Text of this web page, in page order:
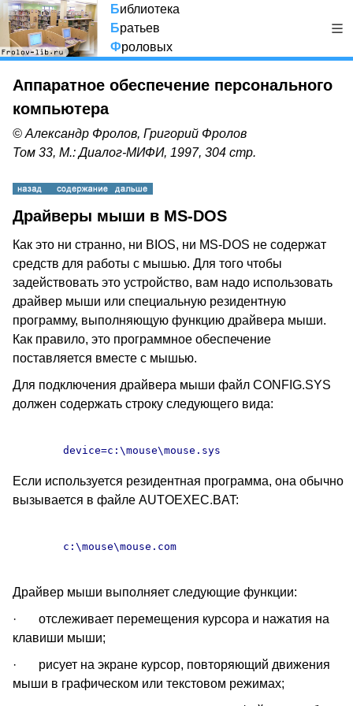
Библиотека
Братьев
Фроловых
Аппаратное обеспечение персонального
компьютера
© Александр Фролов, Григорий Фролов
Том 33, М.: Диалог-МИФИ, 1997, 304 стр.
Драйверы мыши в MS-DOS
Как это ни странно, ни BIOS, ни MS-DOS не содержат
средств для работы с мышью. Для того чтобы
задействовать это устройство, вам надо использовать
драйвер мыши или специальную резидентную
программу, выполняющую функцию драйвера мыши.
Как правило, это программное обеспечение
поставляется вместе с мышью.
Для подключения драйвера мыши файл CONFIG.SYS
должен содержать строку следующего вида:
Если используется резидентная программа, она обычно
вызывается в файле AUTOEXEC.BAT:
Драйвер мыши выполняет следующие функции:
· отслеживает перемещения курсора и нажатия на
клавиши мыши;
· рисует на экране курсор, повторяющий движения
мыши в графическом или текстовом режимах;